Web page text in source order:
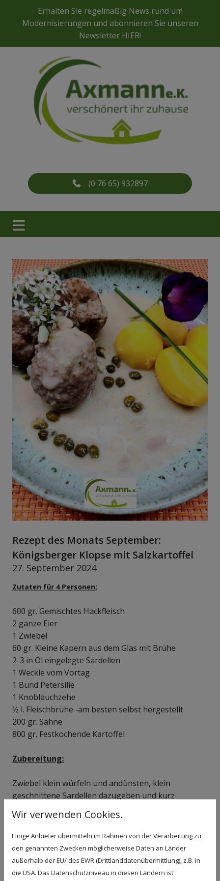
Erhalten Sie regelmäßig News rund um
Modernisierungen und abonnieren Sie unseren
Newsletter HIER!
(0 76 65) 932897
Rezept des Monats September:
Königsberger Klopse mit Salzkartoffel
27. September 2024
Zutaten für 4 Personen:
600 gr. Gemischtes Hackfleisch
2 ganze Eier
1 Zwiebel
60 gr. Kleine Kapern aus dem Glas mit Brühe
2-3 in Öl eingelegte Sardellen
1 Weckle vom Vortag
1 Bund Petersilie
1 Knoblauchzehe
½ l. Fleischbrühe -am besten selbst hergestellt
200 gr. Sahne
800 gr. Festkochende Kartoffel
Zubereitung:
Zwiebel klein würfeln und andünsten, klein
geschnittene Sardellen dazugeben und kurz
und den Knoblauch.
Weckle klein schneiden und in etwas angewärmter
Milch einweichen.
Das Hackfleisch mit den Eiern, Zwiebel, Kapern,
Wir verwenden Cookies.
Einige Anbieter übermitteln im Rahmen von der Verarbeitung zu
den genannten Zwecken möglicherweise Daten an Länder
außerhalb der EU/ des EWR (Drittlanddatenübermittlung), z.B. in
die USA. Das Datenschutzniveau in diesen Ländern ist